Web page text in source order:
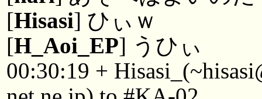
[Hisasi] ひぃｗ
[H_Aoi_EP] うひぃ
00:30:19 +